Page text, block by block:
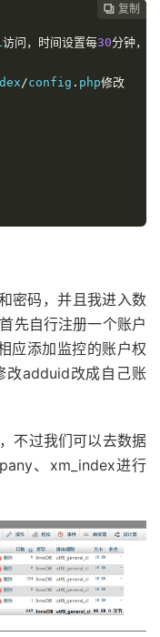
 复制
 复制
 复制
 复制
 复制
 复制
 复制
访问，时间设置每30分钟，
/config . php修改
密码，并且我进入数
先自行注册一个账户
应添加监控的账户权
adduid改成自己账
不过我们可以去数据
、xm_index进行